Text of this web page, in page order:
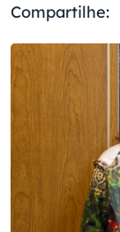
Compartilhe: